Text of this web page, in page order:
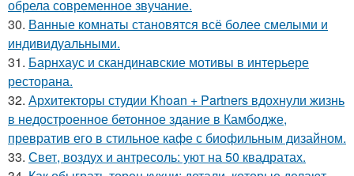
обрела современное звучание.
30. Ванные комнаты становятся всё более смелыми и
индивидуальными.
31. Барнхаус и скандинавские мотивы в интерьере
ресторана.
32. Архитекторы студии Khoan + Partners вдохнули жизнь
в недостроенное бетонное здание в Камбодже,
превратив его в стильное кафе с биофильным дизайном.
33. Свет, воздух и антресоль: уют на 50 квадратах.